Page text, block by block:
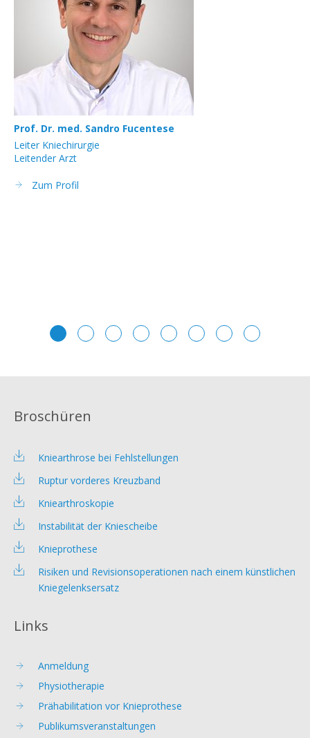
Prof. Dr. med. Sandro Fucentese
Leiter Kniechirurgie
Leitender Arzt
Zum Profil
Broschüren
Kniearthrose bei Fehlstellungen
Ruptur vorderes Kreuzband
Kniearthroskopie
Instabilität der Kniescheibe
Knieprothese
Risiken und Revisionsoperationen nach einem künstlichen
Kniegelenksersatz
Links
Anmeldung
Physiotherapie
Prähabilitation vor Knieprothese
Publikumsveranstaltungen